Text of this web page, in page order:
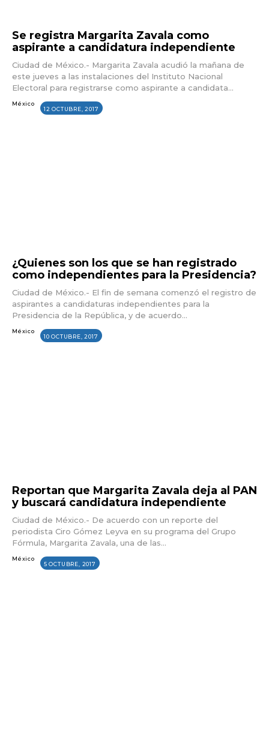
Se registra Margarita Zavala como
aspirante a candidatura independiente
Ciudad de México.- Margarita Zavala acudió la mañana de
este jueves a las instalaciones del Instituto Nacional
Electoral para registrarse como aspirante a candidata...
México
12 OCTUBRE, 2017
¿Quienes son los que se han registrado
como independientes para la Presidencia?
Ciudad de México.- El fin de semana comenzó el registro de
aspirantes a candidaturas independientes para la
Presidencia de la República, y de acuerdo...
México
10 OCTUBRE, 2017
Reportan que Margarita Zavala deja al PAN
y buscará candidatura independiente
Ciudad de México.- De acuerdo con un reporte del
periodista Ciro Gómez Leyva en su programa del Grupo
Fórmula, Margarita Zavala, una de las...
México
5 OCTUBRE, 2017